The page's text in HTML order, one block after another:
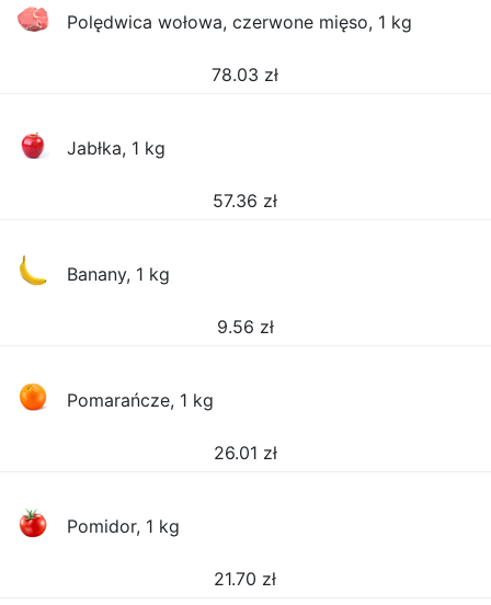
Polędwica wołowa, czerwone mięso, 1 kg
78.03 zł
Jabłka, 1 kg
57.36 zł
Banany, 1 kg
9.56 zł
Pomarańcze, 1 kg
26.01 zł
Pomidor, 1 kg
21.70 zł